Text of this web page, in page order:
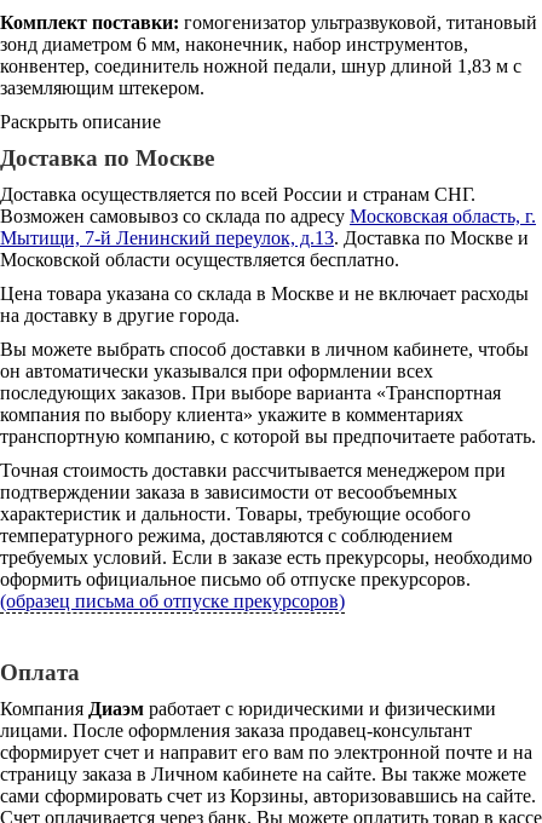
Комплект поставки: гомогенизатор ультразвуковой, титановый
зонд диаметром 6 мм, наконечник, набор инструментов,
конвентер, соединитель ножной педали, шнур длиной 1,83 м с
заземляющим штекером.
Раскрыть описание
Доставка по Москве
Доставка осуществляется по всей России и странам СНГ.
Возможен самовывоз со склада по адресу Московская область, г.
Мытищи, 7-й Ленинский переулок, д.13. Доставка по Москве и
Московской области осуществляется бесплатно.
Цена товара указана со склада в Москве и не включает расходы
на доставку в другие города.
Вы можете выбрать способ доставки в личном кабинете, чтобы
он автоматически указывался при оформлении всех
последующих заказов. При выборе варианта «Транспортная
компания по выбору клиента» укажите в комментариях
транспортную компанию, с которой вы предпочитаете работать.
Точная стоимость доставки рассчитывается менеджером при
подтверждении заказа в зависимости от весообъемных
характеристик и дальности. Товары, требующие особого
температурного режима, доставляются с соблюдением
требуемых условий. Если в заказе есть прекурсоры, необходимо
оформить официальное письмо об отпуске прекурсоров.
(образец письма об отпуске прекурсоров)
Оплата
Компания Диаэм работает с юридическими и физическими
лицами. После оформления заказа продавец-консультант
сформирует счет и направит его вам по электронной почте и на
страницу заказа в Личном кабинете на сайте. Вы также можете
сами сформировать счет из Корзины, авторизовавшись на сайте.
Счет оплачивается через банк. Вы можете оплатить товар в кассе